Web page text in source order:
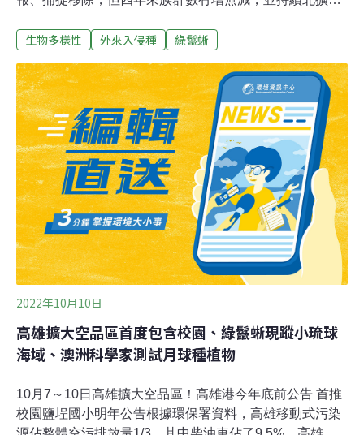
政府、專家學者召開會議討論對策，包括宣示移除沒有空
蜥北擴 止步苗栗持續監測綠鬣蜥（Iguana iguana）已知
在10個縣市建立了穩定族群，而且有向北蔓延的疑慮；目
前已知建立野外繁殖族群，以台中市為最北界，苗栗縣雖
有零星通報，並進行同步監測，但尚未見野外建立繁殖族
群。自2019年移除至今，約移除21萬隻綠鬣蜥，但數量仍
有上升趨勢。屏東縣政府統計今（2024）年截至11月15日
已移除3萬3871隻，直逼去（2023）年移除總量3萬4002
隻。高雄市政府農業局截至19日共移除6109隻，已超過去
年總數5449隻。林保署為了解決移除綠鬣蜥遭遇的困境，
生物多樣性 外來入侵種 綠鬣蜥
2022年10月10日
高雄擴大空品區首度包含校園、綠鬣蜥現蹤小琉球
海域、澳洲科學家測試月球種植物
10月7～10日高雄擴大空品區！高雄港今年底前公告 首推
校園鹽埕國小明年公告根據環保署資料，高雄移動式污染